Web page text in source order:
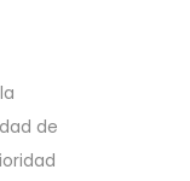
de